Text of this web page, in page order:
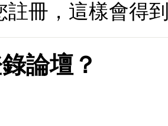
註冊，這樣會得
論壇？